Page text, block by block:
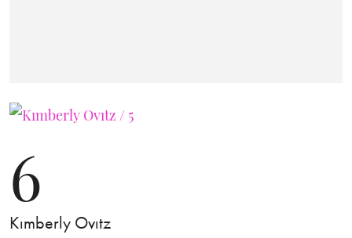
6
Kımberly Ovıtz